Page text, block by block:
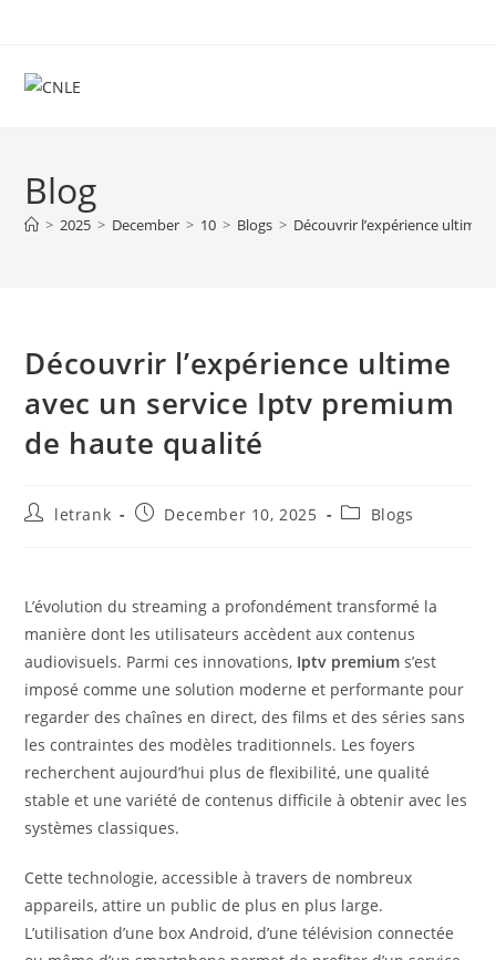
content
Blog
> 2025 > December > 10 > Blogs > Découvrir l’expérience ultime
Découvrir l’expérience ultime
avec un service Iptv premium
de haute qualité
Postletrank
PostDecember 10, 2025
PostBlogs
L’évolution du streaming a profondément transformé la
manière dont les utilisateurs accèdent aux contenus
audiovisuels. Parmi ces innovations, Iptv premium s’est
imposé comme une solution moderne et performante pour
regarder des chaînes en direct, des films et des séries sans
les contraintes des modèles traditionnels. Les foyers
recherchent aujourd’hui plus de flexibilité, une qualité
stable et une variété de contenus difficile à obtenir avec les
systèmes classiques.
Cette technologie, accessible à travers de nombreux
appareils, attire un public de plus en plus large.
L’utilisation d’une box Android, d’une télévision connectée